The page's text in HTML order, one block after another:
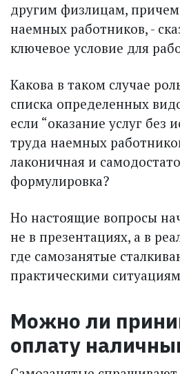
другим физлицам, причем
наемных работников, -
ключевое условие для
Какова в таком случае
списка определенных
если “оказание услуг без
труда наемных
лаконичная и
формулировка?
Но настоящие вопросы
не в презентациях, а в
где самозанятые
практическими
Можно ли
оплату